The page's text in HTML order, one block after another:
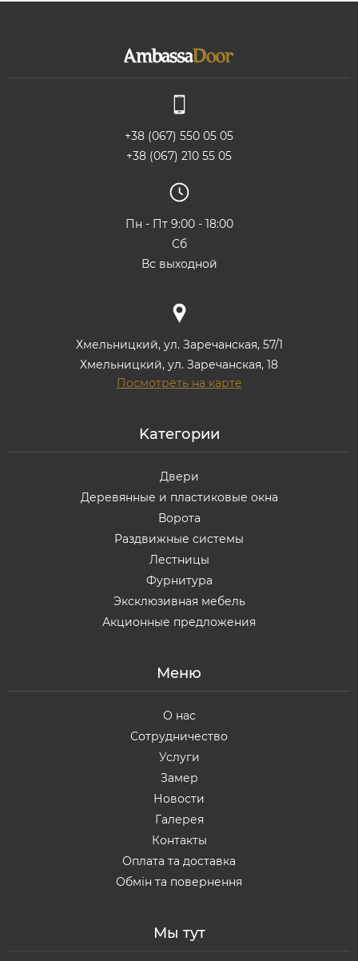
+38 (067) 550 05 05
+38 (067) 210 55 05
Пн - Пт 9:00 - 18:00
Сб
Вс выходной
Хмельницкий, ул. Заречанская, 57/1
Хмельницкий, ул. Заречанская, 18
Посмотреть на карте
Kатегории
Двери
Деревянные и пластиковые окна
Ворота
Раздвижные системы
Лестницы
Фурнитура
Эксклюзивная мебель
Акционные предложения
Меню
О нас
Сотрудничество
Услуги
Замер
Новости
Галерея
Контакты
Оплата та доставка
Обмін та повернення
Мы тут